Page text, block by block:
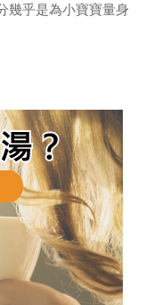
幾乎是為小寶寶量身